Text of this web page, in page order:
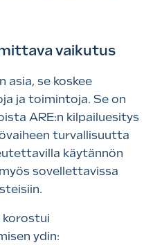
vaikutus
asia, se koskee
ja toimintoja. Se on
ARE:n kilpailuesitys
turvallisuutta
käytännön
sovellettavissa
korostui
ydin: